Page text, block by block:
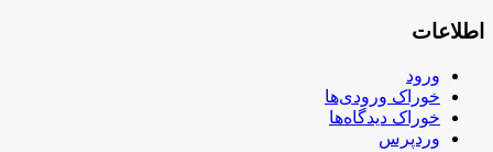
اطلاعات
ورود
خوراک ورودی‌ها
خوراک دیدگاه‌ها
وردپرس